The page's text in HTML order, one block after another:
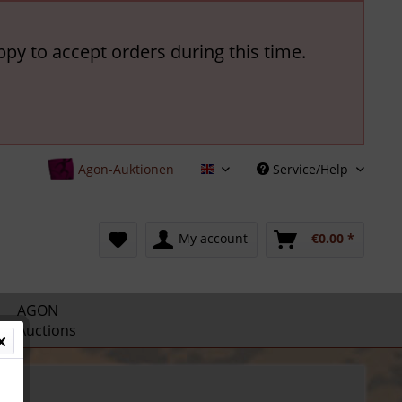
to accept orders during this time.
Agon-Auktionen English Service/Help
My account €0.00 *
AGON
Auctions